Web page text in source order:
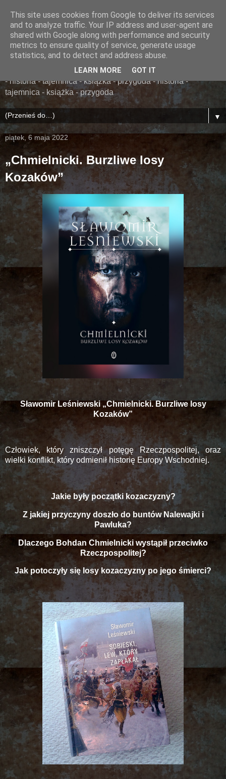
......... ZAPOMNIANA
BIBLIOTEKA ........
książka - przygoda - historia - tajemnica - książka - przygoda
- historia - tajemnica - książka - przygoda - historia -
tajemnica - książka - przygoda
▼
piątek, 6 maja 2022
„Chmielnicki. Burzliwe losy
Kozaków”
Sławomir Leśniewski „Chmielnicki. Burzliwe losy
Kozaków”
Człowiek, który zniszczył potęgę Rzeczpospolitej, oraz
wielki konflikt, który odmienił historię Europy Wschodniej.
Jakie były początki kozaczyzny?
Z jakiej przyczyny doszło do buntów Nalewajki i
Pawluka?
Dlaczego Bohdan Chmielnicki wystąpił przeciwko
Rzeczpospolitej?
Jak potoczyły się losy kozaczyzny po jego śmierci?
This site uses cookies from Google to deliver its services
and to analyze traffic. Your IP address and user-agent are
shared with Google along with performance and security
metrics to ensure quality of service, generate usage
statistics, and to detect and address abuse.
LEARN MORE GOT IT